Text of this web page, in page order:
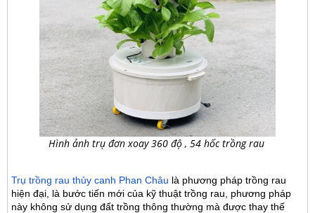
Hình ảnh trụ đơn xoay 360 độ , 54 hốc trồng rau
Trụ trồng rau thủy canh Phan Châu là phương pháp trồng rau
hiện đại, là bước tiến mới của kỹ thuật trồng rau, phương pháp
này không sử dụng đất trồng thông thường mà được thay thế